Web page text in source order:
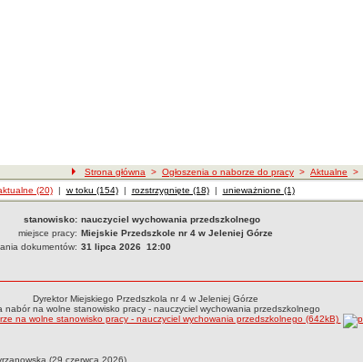
Strona główna > Ogłoszenia o naborze do pracy > Aktualne >
o naborze
(20)| Ogłoszenia o naborze
w toku (154)| Ogłoszenia o naborze
rozstrzygnięte (18)| Ogłoszenia o naborze
unieważnione (1)
stanowisko: nauczyciel wychowania przedszkolnego
miejsce pracy: Miejskie Przedszkole nr 4 w Jeleniej Górze
dokumentów: 31 lipca 2026 12:00
Dyrektor Miejskiego Przedszkola nr 4 w Jeleniej Górze
nabór na wolne stanowisko pracy - nauczyciel wychowania przedszkolnego
na wolne stanowisko pracy - nauczyciel wychowania przedszkolnego (642kB)
(29 czerwca 2026)